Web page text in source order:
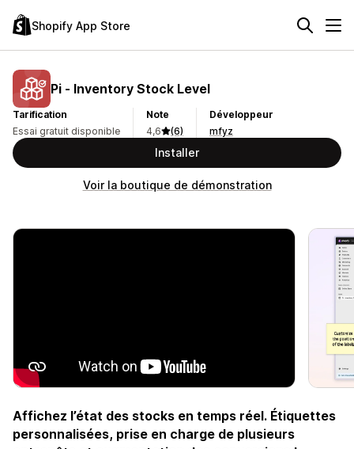
Shopify App Store
Pi ‑ Inventory Stock Level
Tarification
Essai gratuit disponible
Note
4,6
(6)
Développeur
mfyz
Installer
Voir la boutique de démonstration
Affichez l’état des stocks en temps réel. Étiquettes
personnalisées, prise en charge de plusieurs